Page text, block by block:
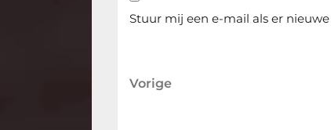
Stuur mij een e-mail als er
Berichtnavigatie
Vorige
Vorige